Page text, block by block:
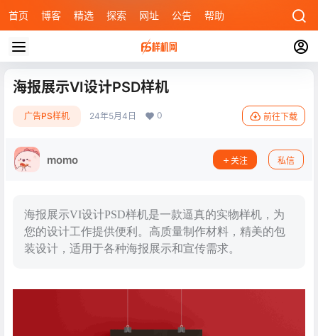
首页 博客 精选 探索 网址 公告 帮助
海报展示VI设计PSD样机
广告PS样机 24年5月4日 0 前往下载
momo 关注 私信
海报展示VI设计PSD样机是一款逼真的实物样机，为
您的设计工作提供便利。高质量制作材料，精美的包
装设计，适用于各种海报展示和宣传需求。